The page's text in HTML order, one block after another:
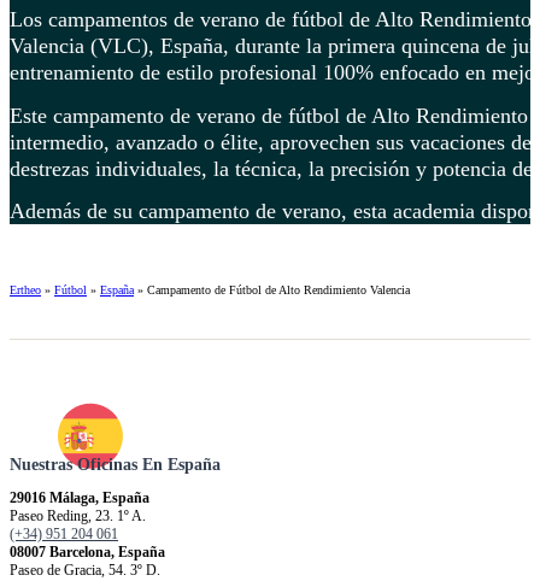
Los campamentos de verano de fútbol de Alto
Valencia (VLC), España, durante la primera quincena de
entrenamiento de estilo profesional 100% enfocado en
Este campamento de verano de fútbol de Alto
intermedio, avanzado o élite, aprovechen sus vacaciones
destrezas individuales, la técnica, la precisión y potencia
Además de su campamento de verano, esta academia
Ertheo » Fútbol » España » Campamento de Fútbol de Alto Rendimiento Valencia
Nuestras Oficinas En España
29016 Málaga, España
Paseo Reding, 23. 1º A.
(+34) 951 204 061
08007 Barcelona, España
Paseo de Gracia, 54. 3º D.